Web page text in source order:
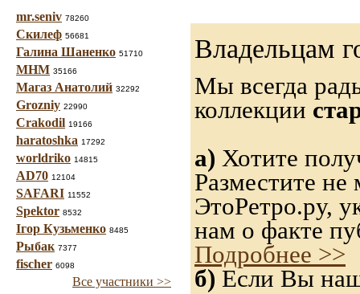
mr.seniv 78260
Скилеф 56681
Галина Шаненко 51710
МНМ 35166
Магаз Анатолий 32292
Grozniy 22990
Crakodil 19166
haratoshka 17292
worldriko 14815
AD70 12104
SAFARI 11552
Spektor 8532
Ігор Кузьменко 8485
Рыбак 7377
fischer 6098
Все участники >>
Владельцам
Мы всегда
коллекции
а) Хотите
Разместите
ЭтоРетро.ру,
нам о факте
Подробнее >>
б) Если Вы